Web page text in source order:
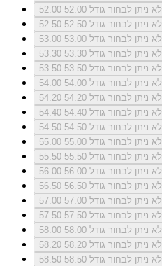
52.00
לא ניתן לבחור גודל 52.00
52.50
לא ניתן לבחור גודל 52.50
53.00
לא ניתן לבחור גודל 53.00
53.30
לא ניתן לבחור גודל 53.30
53.50
לא ניתן לבחור גודל 53.50
54.00
לא ניתן לבחור גודל 54.00
54.20
לא ניתן לבחור גודל 54.20
54.40
לא ניתן לבחור גודל 54.40
54.50
לא ניתן לבחור גודל 54.50
55.00
לא ניתן לבחור גודל 55.00
55.50
לא ניתן לבחור גודל 55.50
56.00
לא ניתן לבחור גודל 56.00
56.50
לא ניתן לבחור גודל 56.50
57.00
לא ניתן לבחור גודל 57.00
57.50
לא ניתן לבחור גודל 57.50
58.00
לא ניתן לבחור גודל 58.00
58.20
לא ניתן לבחור גודל 58.20
58.50
לא ניתן לבחור גודל 58.50